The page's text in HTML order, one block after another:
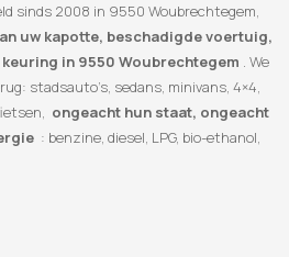
sinds 2008 in 9550 Woubrechtegem,
uw kapotte, beschadigde voertuig,
in 9550 Woubrechtegem . We
stadsauto’s, sedans, minivans, 4×4,
ongeacht hun staat, ongeacht
: benzine, diesel, LPG, bio-ethanol,